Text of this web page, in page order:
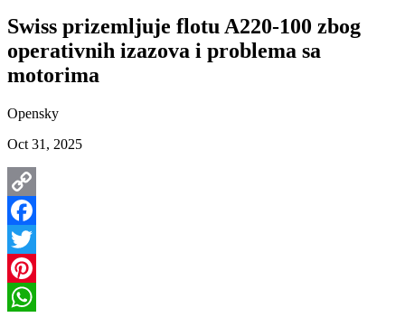
Swiss prizemljuje flotu A220-100 zbog
operativnih izazova i problema sa
motorima
Opensky
Oct 31, 2025
Copy
Link
Facebook
Twitter
Pinterest